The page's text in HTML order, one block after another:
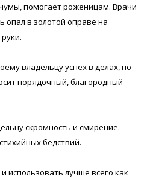
помогает роженицам. Врачи
в золотой оправе на
владельцу успех в делах, но
порядочный, благородный
скромность и смирение.
бедствий.
использовать лучше всего как